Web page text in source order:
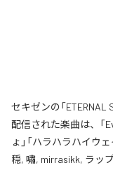
セキゼンの「
配信された楽曲は、「
ょ」「ハラハラハイウ
穏, 嘯, mirrasikk, ラッ